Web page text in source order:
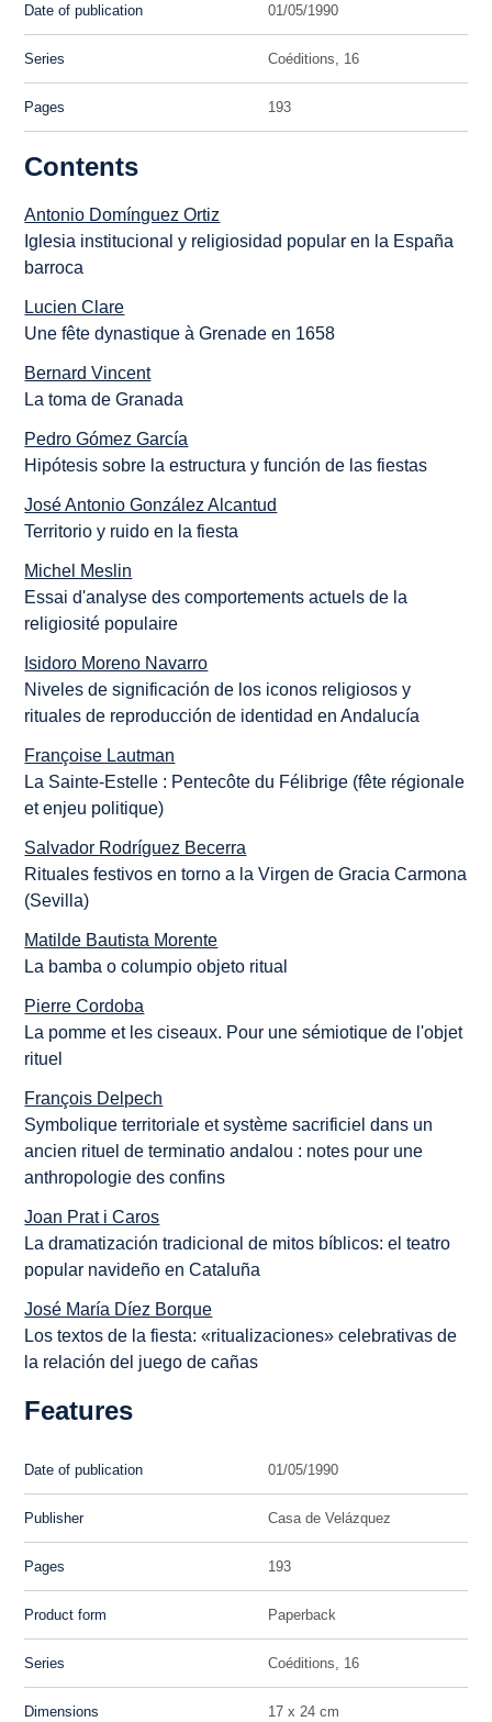
Date of publication 01/05/1990
Series Coéditions, 16
Pages 193
Contents
Antonio Domínguez Ortiz
Iglesia institucional y religiosidad popular en la España
barroca
Lucien Clare
Une fête dynastique à Grenade en 1658
Bernard Vincent
La toma de Granada
Pedro Gómez García
Hipótesis sobre la estructura y función de las fiestas
José Antonio González Alcantud
Territorio y ruido en la fiesta
Michel Meslin
Essai d'analyse des comportements actuels de la
religiosité populaire
Isidoro Moreno Navarro
Niveles de significación de los iconos religiosos y
rituales de reproducción de identidad en Andalucía
Françoise Lautman
La Sainte-Estelle : Pentecôte du Félibrige (fête régionale
et enjeu politique)
Salvador Rodríguez Becerra
Rituales festivos en torno a la Virgen de Gracia Carmona
(Sevilla)
Matilde Bautista Morente
La bamba o columpio objeto ritual
Pierre Cordoba
La pomme et les ciseaux. Pour une sémiotique de l'objet
rituel
François Delpech
Symbolique territoriale et système sacrificiel dans un
ancien rituel de terminatio andalou : notes pour une
anthropologie des confins
Joan Prat i Caros
La dramatización tradicional de mitos bíblicos: el teatro
popular navideño en Cataluña
José María Díez Borque
Los textos de la fiesta: «ritualizaciones» celebrativas de
la relación del juego de cañas
Features
Date of publication 01/05/1990
Publisher Casa de Velázquez
Pages 193
Product form Paperback
Series Coéditions, 16
Dimensions 17 x 24 cm